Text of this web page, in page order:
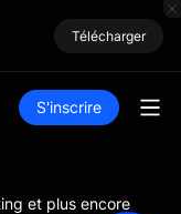
Télécharger
S'inscrire
et plus encore